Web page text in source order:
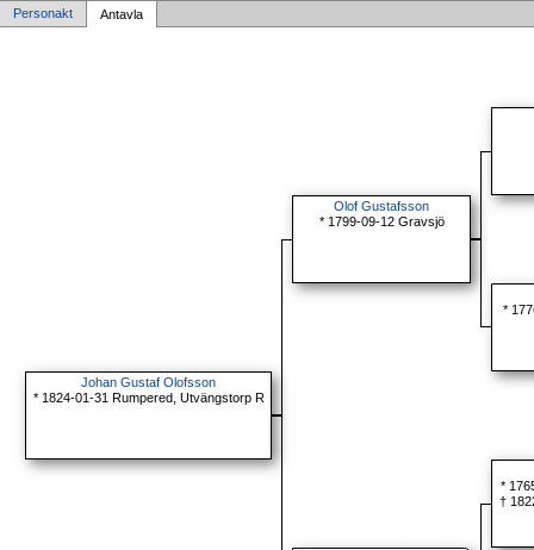
Personakt Antavla
Johan Gustaf Olofsson
* 1824-01-31 Rumpered, Utvängstorp R
Olof Gustafsson
* 1799-09-12 Gravsjö
*
*
†